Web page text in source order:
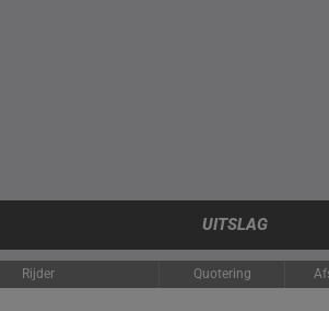
UITSLAG
Rijder Quotering